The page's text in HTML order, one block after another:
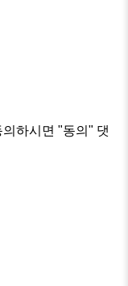
하시면 "동의" 댓